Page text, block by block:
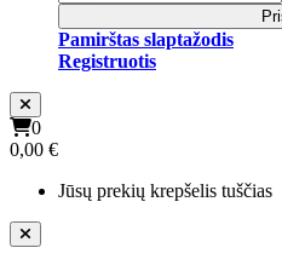
Pamirštas slaptažodis
Registruotis
0
0,00 €
Jūsų prekių krepšelis tuščias